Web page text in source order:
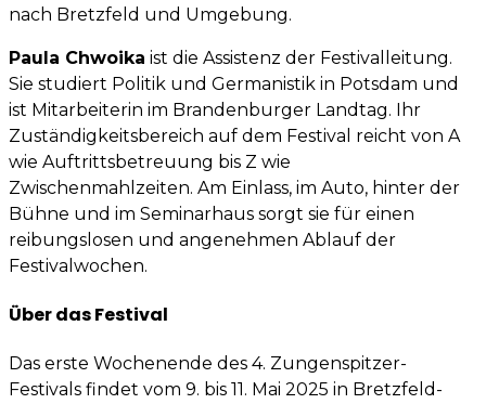
nach Bretzfeld und Umgebung.
Paula Chwoika ist die Assistenz der Festivalleitung.
Sie studiert Politik und Germanistik in Potsdam und
ist Mitarbeiterin im Brandenburger Landtag. Ihr
Zuständigkeitsbereich auf dem Festival reicht von A
wie Auftrittsbetreuung bis Z wie
Zwischenmahlzeiten. Am Einlass, im Auto, hinter der
Bühne und im Seminarhaus sorgt sie für einen
reibungslosen und angenehmen Ablauf der
Festivalwochen.
Über das Festival
Das erste Wochenende des 4. Zungenspitzer-
Festivals findet vom 9. bis 11. Mai 2025 in Bretzfeld-